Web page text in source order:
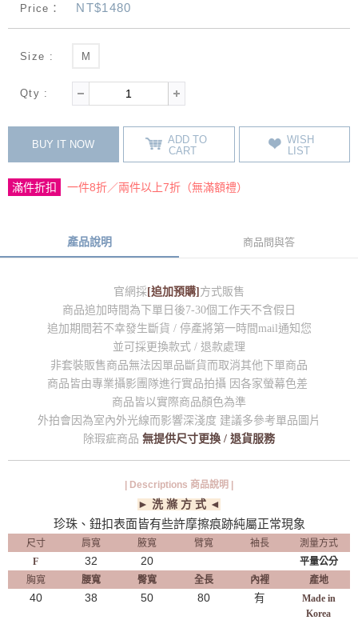
Price： NT$1480
Size : M
Qty :
BUY IT NOW
ADD TO
CART
WISH
LIST
滿件折扣 一件8折／兩件以上7折（無滿額禮）
產品說明 商品問與答
官網採[追加預購]方式販售
商品追加時間為下單日後7-30個工作天不含假日
追加期間若不幸發生斷貨 / 停產將第一時間mail通知您
並可採更換款式 / 退款處理
非套裝販售商品無法因單品斷貨而取消其他下單商品
商品皆由專業攝影團隊進行實品拍攝 因各家螢幕色差
商品皆以實際商品顏色為準
外拍會因為室內外光線而影響深淺度 建議多參考單品圖片
除瑕疵商品 無提供尺寸更換 / 退貨服務
| Descriptions 商品說明 |
► 洗 滌 方 式 ◄
珍珠、鈕扣表面皆有些許摩擦痕跡純屬正常現象
尺寸 肩寬 腋寬 臂寬 袖長
測量方式
F
32 20
平量公分
胸寬
腰寬 臀寬 全長 內裡 產地
40 38 50 80 有
Made in
Korea